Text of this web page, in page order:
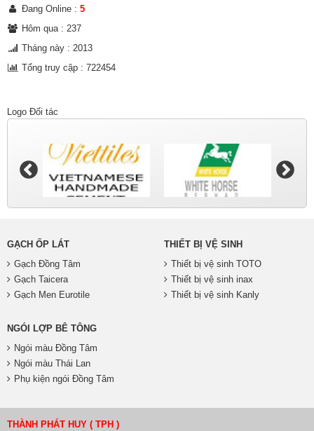
Đang Online : 5
Hôm qua : 237
Tháng này : 2013
Tổng truy cập : 722454
Logo Đối tác
GẠCH ỐP LÁT
Gạch Đồng Tâm
Gạch Taicera
Gạch Men Eurotile
THIẾT BỊ VỆ SINH
Thiết bị vệ sinh TOTO
Thiết bị vệ sinh inax
Thiết bị vệ sinh Kanly
NGÓI LỢP BÊ TÔNG
Ngói màu Đồng Tâm
Ngói màu Thái Lan
Phụ kiện ngói Đồng Tâm
THÀNH PHÁT HUY ( TPH )